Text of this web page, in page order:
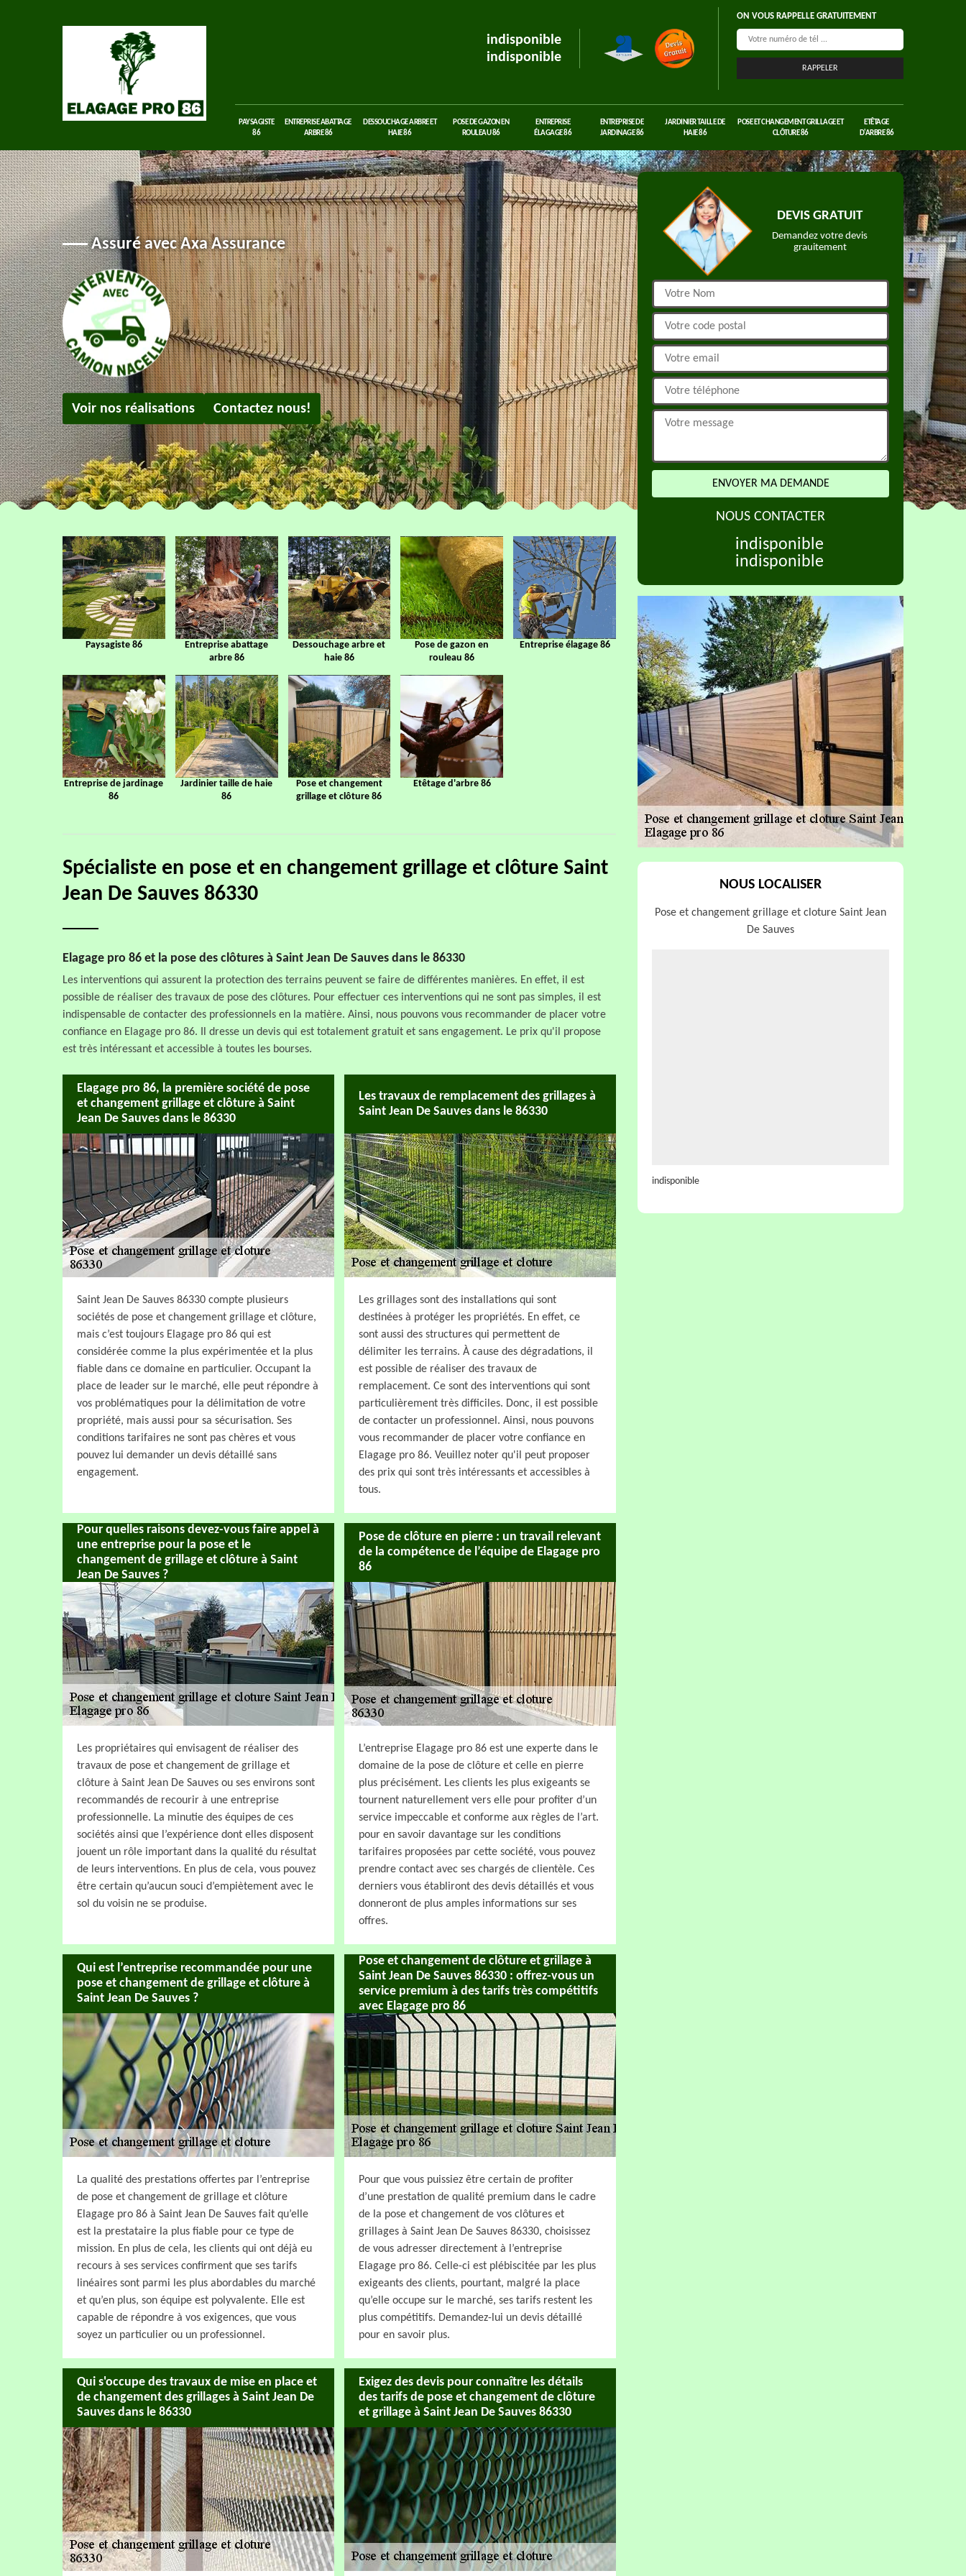
indisponible
indisponible
ON VOUS RAPPELLE GRATUITEMENT
PAYSAGISTE
86
ENTREPRISE ABATTAGE
ARBRE 86
DESSOUCHAGE ARBRE ET
HAIE 86
POSE DE GAZON EN
ROULEAU 86
ENTREPRISE
ÉLAGAGE 86
ENTREPRISE DE
JARDINAGE 86
JARDINIER TAILLE DE
HAIE 86
POSE ET CHANGEMENT GRILLAGE ET
CLÔTURE 86
ETÊTAGE
D'ARBRE 86
Assuré avec Axa Assurance
Voir nos réalisations Contactez nous!
Paysagiste 86
Entreprise abattage
arbre 86
Dessouchage arbre et
haie 86
Pose de gazon en
rouleau 86
Entreprise élagage 86
Entreprise de jardinage
86
Jardinier taille de haie
86
Pose et changement
grillage et clôture 86
Etêtage d'arbre 86
Spécialiste en pose et en changement grillage et clôture Saint
Jean De Sauves 86330
Elagage pro 86 et la pose des clôtures à Saint Jean De Sauves dans le 86330
Les interventions qui assurent la protection des terrains peuvent se faire de différentes manières. En effet, il est
possible de réaliser des travaux de pose des clôtures. Pour effectuer ces interventions qui ne sont pas simples, il est
indispensable de contacter des professionnels en la matière. Ainsi, nous pouvons vous recommander de placer votre
confiance en Elagage pro 86. Il dresse un devis qui est totalement gratuit et sans engagement. Le prix qu'il propose
est très intéressant et accessible à toutes les bourses.
Elagage pro 86, la première société de pose
et changement grillage et clôture à Saint
Jean De Sauves dans le 86330
Saint Jean De Sauves 86330 compte plusieurs
sociétés de pose et changement grillage et clôture,
mais c’est toujours Elagage pro 86 qui est
considérée comme la plus expérimentée et la plus
fiable dans ce domaine en particulier. Occupant la
place de leader sur le marché, elle peut répondre à
vos problématiques pour la délimitation de votre
propriété, mais aussi pour sa sécurisation. Ses
conditions tarifaires ne sont pas chères et vous
pouvez lui demander un devis détaillé sans
engagement.
Les travaux de remplacement des grillages à
Saint Jean De Sauves dans le 86330
Les grillages sont des installations qui sont
destinées à protéger les propriétés. En effet, ce
sont aussi des structures qui permettent de
délimiter les terrains. À cause des dégradations, il
est possible de réaliser des travaux de
remplacement. Ce sont des interventions qui sont
particulièrement très difficiles. Donc, il est possible
de contacter un professionnel. Ainsi, nous pouvons
vous recommander de placer votre confiance en
Elagage pro 86. Veuillez noter qu'il peut proposer
des prix qui sont très intéressants et accessibles à
tous.
Pour quelles raisons devez-vous faire appel à
une entreprise pour la pose et le
changement de grillage et clôture à Saint
Jean De Sauves ?
Les propriétaires qui envisagent de réaliser des
travaux de pose et changement de grillage et
clôture à Saint Jean De Sauves ou ses environs sont
recommandés de recourir à une entreprise
professionnelle. La minutie des équipes de ces
sociétés ainsi que l’expérience dont elles disposent
jouent un rôle important dans la qualité du résultat
de leurs interventions. En plus de cela, vous pouvez
être certain qu’aucun souci d’empiètement avec le
sol du voisin ne se produise.
Pose de clôture en pierre : un travail relevant
de la compétence de l’équipe de Elagage pro
86
L’entreprise Elagage pro 86 est une experte dans le
domaine de la pose de clôture et celle en pierre
plus précisément. Les clients les plus exigeants se
tournent naturellement vers elle pour profiter d’un
service impeccable et conforme aux règles de l’art.
pour en savoir davantage sur les conditions
tarifaires proposées par cette société, vous pouvez
prendre contact avec ses chargés de clientèle. Ces
derniers vous établiront des devis détaillés et vous
donneront de plus amples informations sur ses
offres.
Qui est l’entreprise recommandée pour une
pose et changement de grillage et clôture à
Saint Jean De Sauves ?
La qualité des prestations offertes par l’entreprise
de pose et changement de grillage et clôture
Elagage pro 86 à Saint Jean De Sauves fait qu’elle
est la prestataire la plus fiable pour ce type de
mission. En plus de cela, les clients qui ont déjà eu
recours à ses services confirment que ses tarifs
linéaires sont parmi les plus abordables du marché
et qu’en plus, son équipe est polyvalente. Elle est
capable de répondre à vos exigences, que vous
soyez un particulier ou un professionnel.
Pose et changement de clôture et grillage à
Saint Jean De Sauves 86330 : offrez-vous un
service premium à des tarifs très compétitifs
avec Elagage pro 86
Pour que vous puissiez être certain de profiter
d’une prestation de qualité premium dans le cadre
de la pose et changement de vos clôtures et
grillages à Saint Jean De Sauves 86330, choisissez
de vous adresser directement à l’entreprise
Elagage pro 86. Celle-ci est plébiscitée par les plus
exigeants des clients, pourtant, malgré la place
qu’elle occupe sur le marché, ses tarifs restent les
plus compétitifs. Demandez-lui un devis détaillé
pour en savoir plus.
Qui s'occupe des travaux de mise en place et
de changement des grillages à Saint Jean De
Sauves dans le 86330
Exigez des devis pour connaître les détails
des tarifs de pose et changement de clôture
et grillage à Saint Jean De Sauves 86330
DEVIS GRATUIT
Demandez votre devis
grauitement
NOUS CONTACTER
indisponible
indisponible
NOUS LOCALISER
Pose et changement grillage et cloture Saint Jean
De Sauves
indisponible